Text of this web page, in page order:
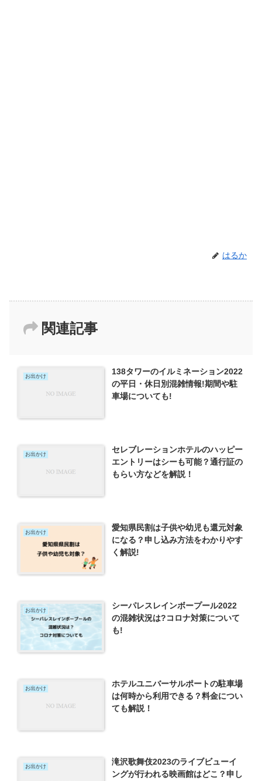
はるか
関連記事
お出かけ
138タワーのイルミネーション2022
の平日・休日別混雑情報!期間や駐
車場についても!
お出かけ
セレブレーションホテルのハッピー
エントリーはシーも可能？通行証の
もらい方などを解説！
お出かけ
愛知県民割は子供や幼児も還元対象
になる？申し込み方法をわかりやす
く解説!
お出かけ
シーパレスレインボープール2022
の混雑状況は?コロナ対策について
も!
お出かけ
ホテルユニバーサルポートの駐車場
は何時から利用できる？料金につい
ても解説！
お出かけ
滝沢歌舞伎2023のライブビューイ
ングが行われる映画館はどこ？申し